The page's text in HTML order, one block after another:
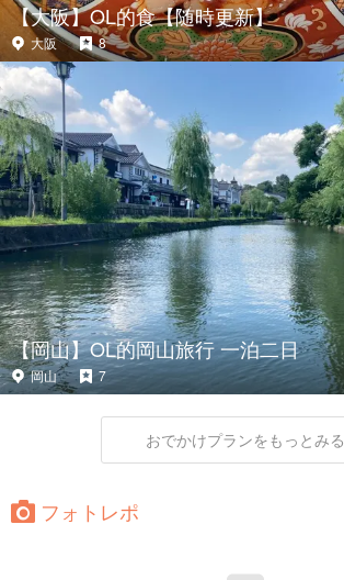
【大阪】OL的食【随時更新】
大阪 8
【岡山】OL的岡山旅行 一泊二日
岡山 7
おでかけプランをもっとみる
フォトレポ